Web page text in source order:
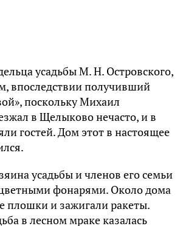
и был похоронен на
Бережки. В доме
дом»), прекрасно
музей драматурга.
Щелыково стало
деятелей, прежде
театра, символом которого
до сих пор.